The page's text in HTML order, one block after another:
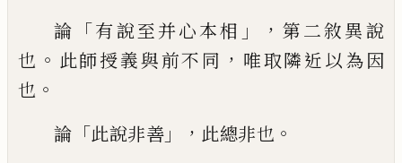
論 「有說至并心本相 」， 第二敘異說
也 。 此師授義與前不同 ， 唯取隣近以為因
也 。
論 「此說非善 」， 此總非也 。